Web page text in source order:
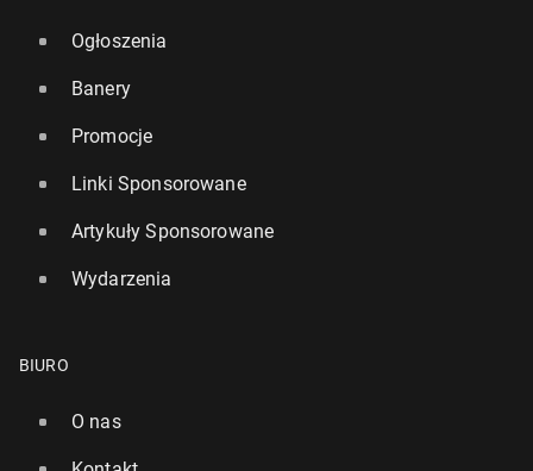
rzom-sy­mu­lan­tom
30 lipca, 15:30
Ogłoszenia
Banery
Promocje
Linki Sponsorowane
Artykuły Sponsorowane
Wydarzenia
BIURO
O nas